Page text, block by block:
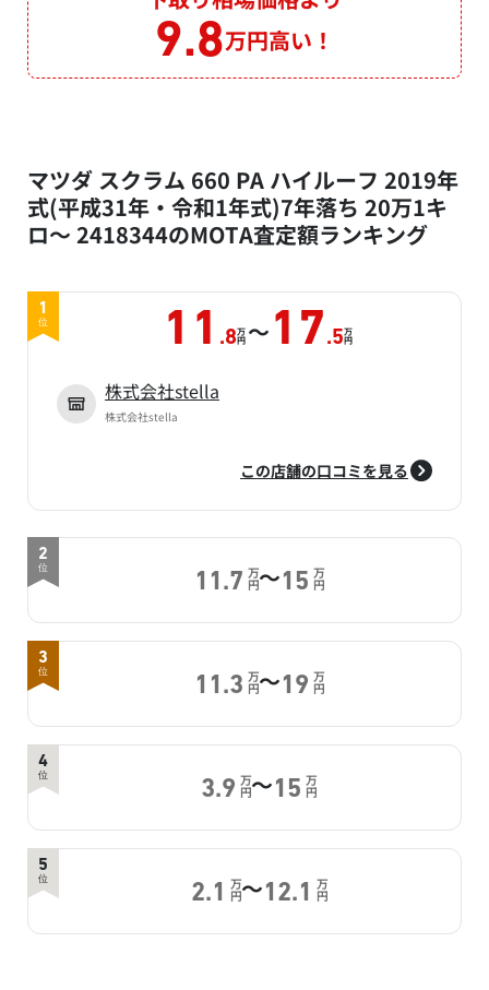
9.8万円高い！
マツダ スクラム 660 PA ハイルーフ 2019年
式(平成31年・令和1年式)7年落ち 20万1キ
ロ～ 2418344のMOTA査定額ランキング
1
位 11 .8万
円 ～ 17 .5万
円
株式会社stella
株式会社stella
この店舗の口コミを見る
2
位
11.7 万
円～15 万
円
3
位
11.3 万
円～19 万
円
4
位
3.9 万
円～15 万
円
5
位
2.1 万
円～12.1 万
円